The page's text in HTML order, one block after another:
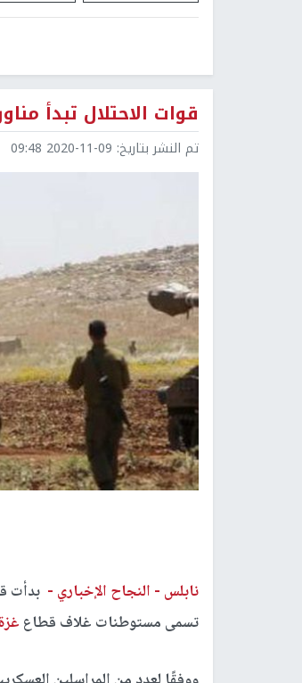
قوات الاحتلال تبدأ
تم النشر بتاريخ: 2020-11-09 09:48
نابلس - النجاح الإخباري - بدأت
تسمى مستوطنات غلاف قطاع غزة